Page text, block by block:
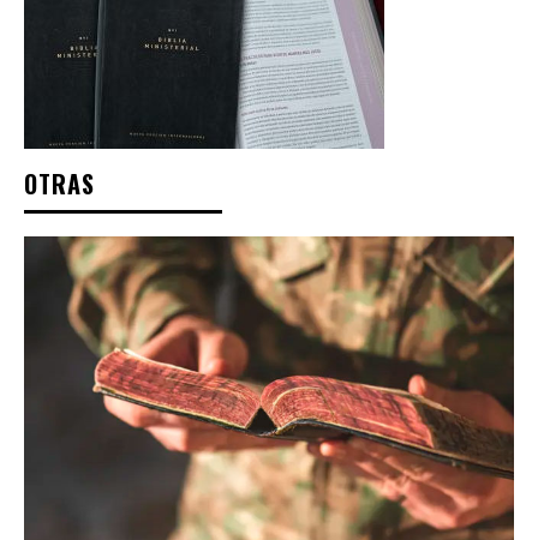
OTRAS